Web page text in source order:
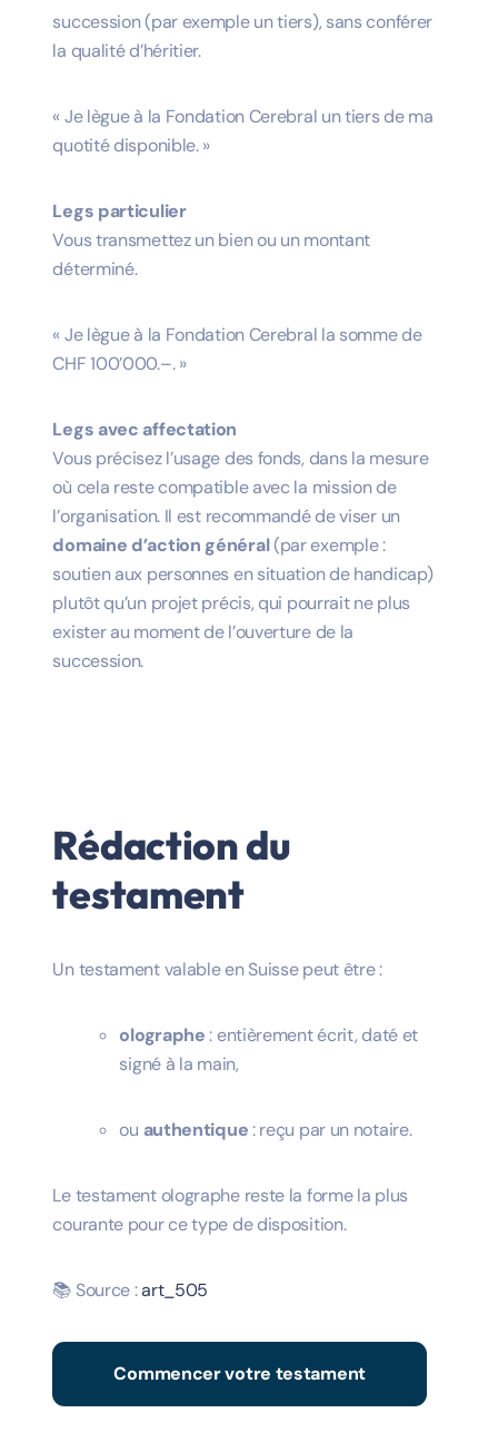
succession (par exemple un tiers), sans conférer
la qualité d’héritier.
« Je lègue à la Fondation Cerebral un tiers de ma
quotité disponible. »
Legs particulier
Vous transmettez un bien ou un montant
déterminé.
« Je lègue à la Fondation Cerebral la somme de
CHF 100’000.–. »
Legs avec affectation
Vous précisez l’usage des fonds, dans la mesure
où cela reste compatible avec la mission de
l’organisation. Il est recommandé de viser un
domaine d’action général(par exemple :
soutien aux personnes en situation de handicap)
plutôt qu’un projet précis, qui pourrait ne plus
exister au moment de l’ouverture de la
succession.
Rédaction du
testament
Un testament valable en Suisse peut être :
olographe: entièrement écrit, daté et
signé à la main,
ou authentique: reçu par un notaire.
Le testament olographe reste la forme la plus
courante pour ce type de disposition.
📚 Source :art_505
Commencer votre testament